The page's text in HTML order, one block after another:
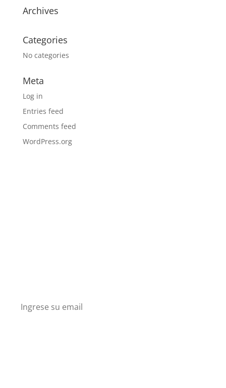
Archives
Categories
No categories
Meta
Log in
Entries feed
Comments feed
WordPress.org